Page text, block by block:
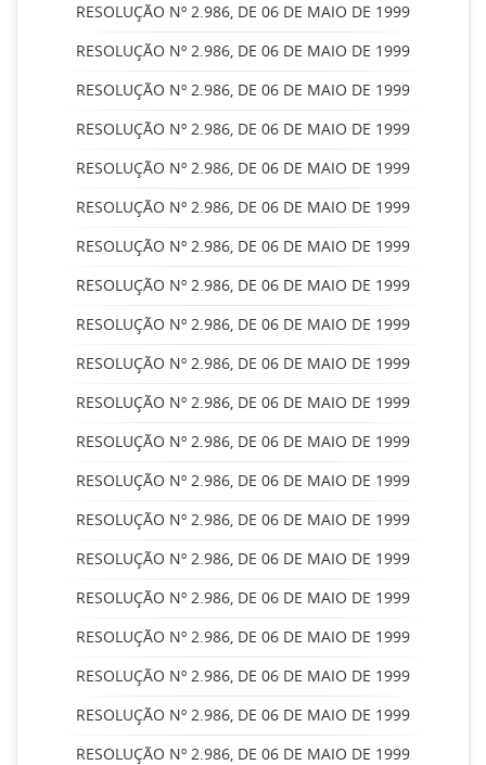
RESOLUÇÃO Nº 2.986, DE 06 DE MAIO DE 1999
RESOLUÇÃO Nº 2.986, DE 06 DE MAIO DE 1999
RESOLUÇÃO Nº 2.986, DE 06 DE MAIO DE 1999
RESOLUÇÃO Nº 2.986, DE 06 DE MAIO DE 1999
RESOLUÇÃO Nº 2.986, DE 06 DE MAIO DE 1999
RESOLUÇÃO Nº 2.986, DE 06 DE MAIO DE 1999
RESOLUÇÃO Nº 2.986, DE 06 DE MAIO DE 1999
RESOLUÇÃO Nº 2.986, DE 06 DE MAIO DE 1999
RESOLUÇÃO Nº 2.986, DE 06 DE MAIO DE 1999
RESOLUÇÃO Nº 2.986, DE 06 DE MAIO DE 1999
RESOLUÇÃO Nº 2.986, DE 06 DE MAIO DE 1999
RESOLUÇÃO Nº 2.986, DE 06 DE MAIO DE 1999
RESOLUÇÃO Nº 2.986, DE 06 DE MAIO DE 1999
RESOLUÇÃO Nº 2.986, DE 06 DE MAIO DE 1999
RESOLUÇÃO Nº 2.986, DE 06 DE MAIO DE 1999
RESOLUÇÃO Nº 2.986, DE 06 DE MAIO DE 1999
RESOLUÇÃO Nº 2.986, DE 06 DE MAIO DE 1999
RESOLUÇÃO Nº 2.986, DE 06 DE MAIO DE 1999
RESOLUÇÃO Nº 2.986, DE 06 DE MAIO DE 1999
RESOLUÇÃO Nº 2.986, DE 06 DE MAIO DE 1999